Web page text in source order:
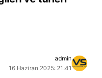
admin
16 Haziran 2025: 21:41